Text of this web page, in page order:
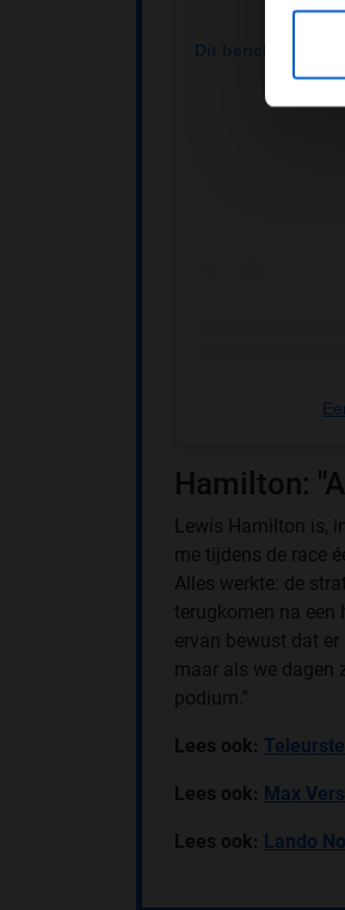
Dit bericht op
Hamilton:
Lewis Hamilton is,
me tijdens de race
Alles werkte: de
terugkomen na een
ervan bewust dat
maar als we dagen
podium.''
Lees ook:
Lees ook: Max
Lees ook: Lando